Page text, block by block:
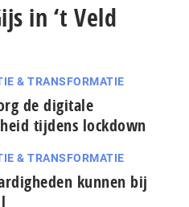
in ‘t Veld
& TRANSFORMATIE
de digitale
tijdens lockdown
& TRANSFORMATIE
kunnen bij